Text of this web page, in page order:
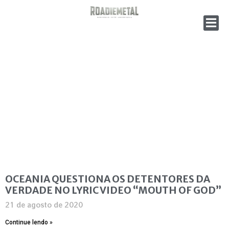
OCEANIA QUESTIONA OS DETENTORES DA
VERDADE NO LYRIC VIDEO “MOUTH OF GOD”
21 de agosto de 2020
Continue lendo »